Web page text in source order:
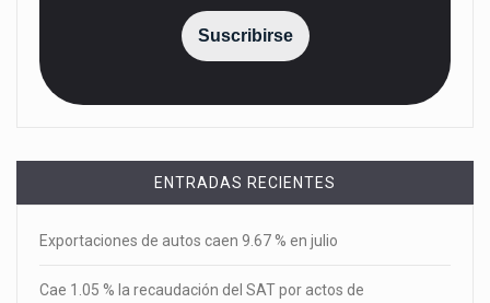
Suscribirse
ENTRADAS RECIENTES
Exportaciones de autos caen 9.67 % en julio
Cae 1.05 % la recaudación del SAT por actos de